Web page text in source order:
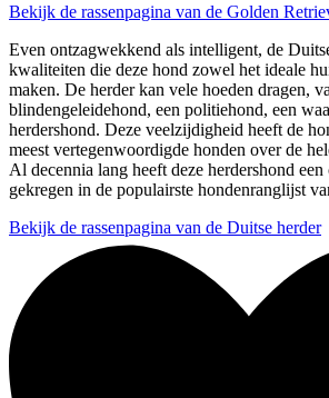
Bekijk de rassenpagina van de Golden
Even ontzagwekkend als intelligent, de
kwaliteiten die deze hond zowel het ideale
maken. De herder kan vele hoeden dragen,
blindengeleidehond, een politiehond, een
herdershond. Deze veelzijdigheid heeft de
meest vertegenwoordigde honden over de
Al decennia lang heeft deze herdershond
gekregen in de populairste hondenranglijst
Bekijk de rassenpagina van de Duitse herder